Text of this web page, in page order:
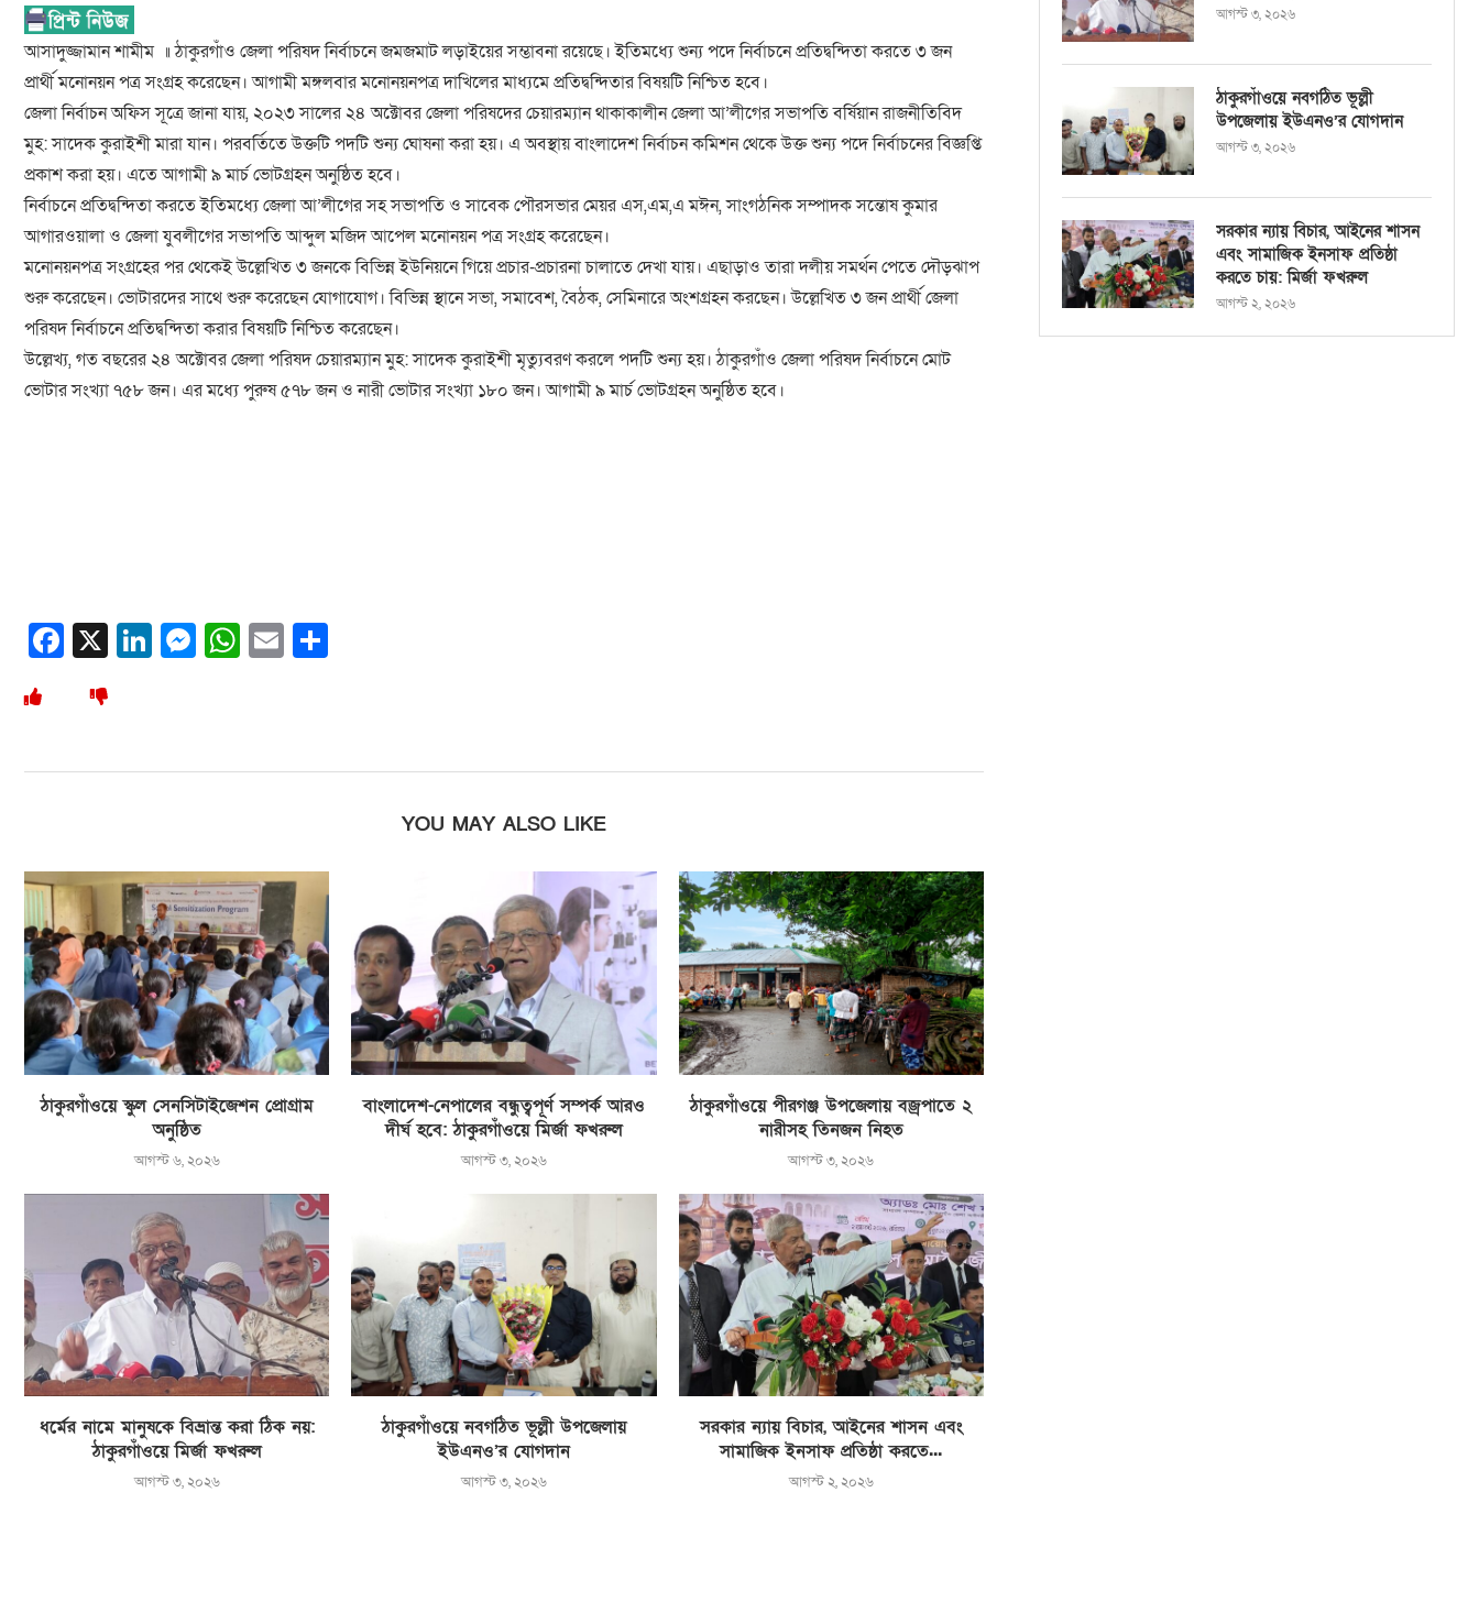
আসাদুজ্জামান শামীম ॥ ঠাকুরগাঁও জেলা পরিষদ নির্বাচনে জমজমাট লড়াইয়ের সম্ভাবনা রয়েছে। ইতিমধ্যে শুন্য পদে নির্বাচনে প্রতিদ্বন্দিতা করতে ৩ জন
প্রার্থী মনোনয়ন পত্র সংগ্রহ করেছেন। আগামী মঙ্গলবার মনোনয়নপত্র দাখিলের মাধ্যমে প্রতিদ্বন্দিতার বিষয়টি নিশ্চিত হবে।
জেলা নির্বাচন অফিস সূত্রে জানা যায়, ২০২৩ সালের ২৪ অক্টোবর জেলা পরিষদের চেয়ারম্যান থাকাকালীন জেলা আ’লীগের সভাপতি বর্ষিয়ান রাজনীতিবিদ
মুহ: সাদেক কুরাইশী মারা যান। পরবর্তিতে উক্তটি পদটি শুন্য ঘোষনা করা হয়। এ অবস্থায় বাংলাদেশ নির্বাচন কমিশন থেকে উক্ত শুন্য পদে নির্বাচনের বিজ্ঞপ্তি
প্রকাশ করা হয়। এতে আগামী ৯ মার্চ ভোটগ্রহন অনুষ্ঠিত হবে।
নির্বাচনে প্রতিদ্বন্দিতা করতে ইতিমধ্যে জেলা আ’লীগের সহ সভাপতি ও সাবেক পৌরসভার মেয়র এস,এম,এ মঈন, সাংগঠনিক সম্পাদক সন্তোষ কুমার
আগারওয়ালা ও জেলা যুবলীগের সভাপতি আব্দুল মজিদ আপেল মনোনয়ন পত্র সংগ্রহ করেছেন।
মনোনয়নপত্র সংগ্রহের পর থেকেই উল্লেখিত ৩ জনকে বিভিন্ন ইউনিয়নে গিয়ে প্রচার-প্রচারনা চালাতে দেখা যায়। এছাড়াও তারা দলীয় সমর্থন পেতে দৌড়ঝাপ
শুরু করেছেন। ভোটারদের সাথে শুরু করেছেন যোগাযোগ। বিভিন্ন স্থানে সভা, সমাবেশ, বৈঠক, সেমিনারে অংশগ্রহন করছেন। উল্লেখিত ৩ জন প্রার্থী জেলা
পরিষদ নির্বাচনে প্রতিদ্বন্দিতা করার বিষয়টি নিশ্চিত করেছেন।
উল্লেখ্য, গত বছরের ২৪ অক্টোবর জেলা পরিষদ চেয়ারম্যান মুহ: সাদেক কুরাইশী মৃত্যুবরণ করলে পদটি শুন্য হয়। ঠাকুরগাঁও জেলা পরিষদ নির্বাচনে মোট
ভোটার সংখ্যা ৭৫৮ জন। এর মধ্যে পুরুষ ৫৭৮ জন ও নারী ভোটার সংখ্যা ১৮০ জন। আগামী ৯ মার্চ ভোটগ্রহন অনুষ্ঠিত হবে।
Facebook
X LinkedIn
Messenger
WhatsApp
Email
YOU MAY ALSO LIKE
ঠাকুরগাঁওয়ে স্কুল সেনসিটাইজেশন প্রোগ্রাম
অনুষ্ঠিত
আগস্ট ৬, ২০২৬
বাংলাদেশ-নেপালের বন্ধুত্বপূর্ণ সম্পর্ক আরও
দীর্ঘ হবে: ঠাকুরগাঁওয়ে মির্জা ফখরুল
আগস্ট ৩, ২০২৬
ঠাকুরগাঁওয়ে পীরগঞ্জ উপজেলায় বজ্রপাতে ২
নারীসহ তিনজন নিহত
আগস্ট ৩, ২০২৬
ধর্মের নামে মানুষকে বিভ্রান্ত করা ঠিক নয়:
ঠাকুরগাঁওয়ে মির্জা ফখরুল
আগস্ট ৩, ২০২৬
ঠাকুরগাঁওয়ে নবগঠিত ভূল্লী উপজেলায়
ইউএনও’র যোগদান
আগস্ট ৩, ২০২৬
সরকার ন্যায় বিচার, আইনের শাসন এবং
সামাজিক ইনসাফ প্রতিষ্ঠা করতে...
আগস্ট ২, ২০২৬
আগস্ট ৩, ২০২৬
ঠাকুরগাঁওয়ে নবগঠিত ভূল্লী
উপজেলায় ইউএনও’র যোগদান
আগস্ট ৩, ২০২৬
সরকার ন্যায় বিচার, আইনের শাসন
এবং সামাজিক ইনসাফ প্রতিষ্ঠা
করতে চায়: মির্জা ফখরুল
আগস্ট ২, ২০২৬